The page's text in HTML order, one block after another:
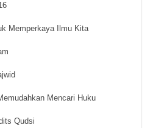
Memperkaya Ilmu Kita
Mencari Huku
Qudsi